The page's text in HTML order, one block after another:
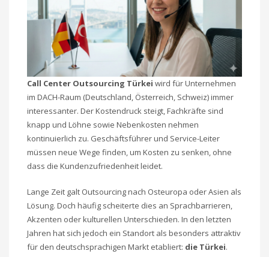
Call Center Outsourcing Türkei wird für Unternehmen
im DACH-Raum (Deutschland, Österreich, Schweiz) immer
interessanter. Der Kostendruck steigt, Fachkräfte sind
knapp und Löhne sowie Nebenkosten nehmen
kontinuierlich zu. Geschäftsführer und Service-Leiter
müssen neue Wege finden, um Kosten zu senken, ohne
dass die Kundenzufriedenheit leidet.
Lange Zeit galt Outsourcing nach Osteuropa oder Asien als
Lösung. Doch häufig scheiterte dies an Sprachbarrieren,
Akzenten oder kulturellen Unterschieden. In den letzten
Jahren hat sich jedoch ein Standort als besonders attraktiv
für den deutschsprachigen Markt etabliert: die Türkei.